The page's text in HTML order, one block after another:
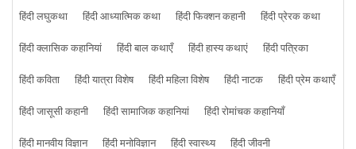
हिंदी लघुकथा हिंदी आध्यात्मिक कथा हिंदी फिक्शन कहानी
हिंदी प्रेरक कथा
हिंदी क्लासिक कहानियां
हिंदी बाल कथाएँ हिंदी हास्य कथाएं
हिंदी पत्रिका
हिंदी कविता
हिंदी यात्रा विशेष हिंदी महिला विशेष हिंदी नाटक
हिंदी प्रेम कथाएँ
हिंदी जासूसी कहानी
हिंदी सामाजिक कहानियां
हिंदी रोमांचक कहानियाँ
हिंदी मानवीय विज्ञान
हिंदी मनोविज्ञान हिंदी स्वास्थ्य हिंदी जीवनी